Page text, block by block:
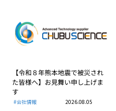
【令和８年熊本地震で被災され
た皆様へ】お見舞い申し上げま
す
#会社情報 2026.08.05